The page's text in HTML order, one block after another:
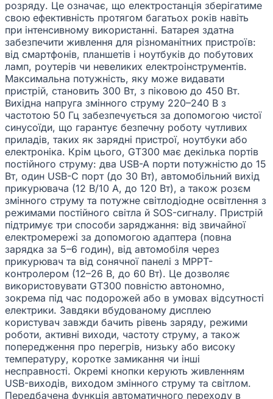
розряду. Це означає, що електростанція зберігатиме
свою ефективність протягом багатьох років навіть
при інтенсивному використанні. Батарея здатна
забезпечити живлення для різноманітних пристроїв:
від смартфонів, планшетів і ноутбуків до побутових
ламп, роутерів чи невеликих електроінструментів.
Максимальна потужність, яку може видавати
пристрій, становить 300 Вт, з піковою до 450 Вт.
Вихідна напруга змінного струму 220–240 В з
частотою 50 Гц забезпечується за допомогою чистої
синусоїди, що гарантує безпечну роботу чутливих
приладів, таких як зарядні пристрої, ноутбуки або
електроніка. Крім цього, GT300 має декілька портів
постійного струму: два USB-A порти потужністю до 15
Вт, один USB-C порт (до 30 Вт), автомобільний вихід
прикурювача (12 В/10 А, до 120 Вт), а також розєм
змінного струму та потужне світлодіодне освітлення з
режимами постійного світла й SOS-сигналу. Пристрій
підтримує три способи заряджання: від звичайної
електромережі за допомогою адаптера (повна
зарядка за 5–6 годин), від автомобіля через
прикурювач та від сонячної панелі з MPPT-
контролером (12–26 В, до 60 Вт). Це дозволяє
використовувати GT300 повністю автономно,
зокрема під час подорожей або в умовах відсутності
електрики. Завдяки вбудованому дисплею
користувач завжди бачить рівень заряду, режими
роботи, активні виходи, частоту струму, а також
попередження про перегрів, низьку або високу
температуру, коротке замикання чи інші
несправності. Окремі кнопки керують живленням
USB-виходів, виходом змінного струму та світлом.
Передбачена функція автоматичного переходу в